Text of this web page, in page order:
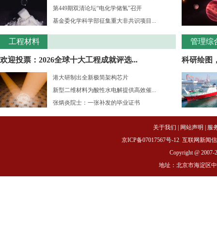
第449期双清论坛“电化学储氢”召开
基金委化学科学部征集重大非共识项目...
工程材料
欢迎投票：2026全球十大工程成就评选...
港大研制出全新极简架构芯片
新型二维材料为酸性水电解提供高效催...
张炳炎院士：一张补发的毕业证书
管理综
科研绘图
关于我们 网站声明
服
京ICP备07017567号-12 互联网新闻
Copyright @ 2007-
地址：北京市海淀区